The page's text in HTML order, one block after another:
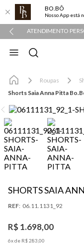
BO.BÔ
Nosso App está
ATENDIMENTO
Roupas
Shorts Saia Anna Pitta
SHORTS SAIA
: 06.11.1131_92
R$1.698,00
6x de R$283 00